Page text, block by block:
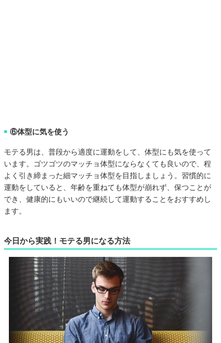
■ ⑥体型に気を使う
モテる男は、普段から適度に運動をして、体型にも気を使って
います。ゴツゴツのマッチョ体型にならなくても良いので、程
よく引き締まった細マッチョ体型を目指しましょう。習慣的に
運動をしていると、年齢を重ねても体型が崩れず、保つことが
でき、健康的にもいいので継続して運動することをおすすめし
ます。
今日から実践！モテる男になる方法